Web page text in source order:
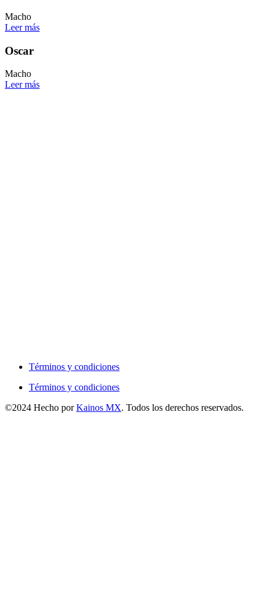
Macho
Leer más
Oscar
Macho
Leer más
Términos y condiciones
Términos y condiciones
©2024 Hecho porKainos MX. Todos los derechos reservados.